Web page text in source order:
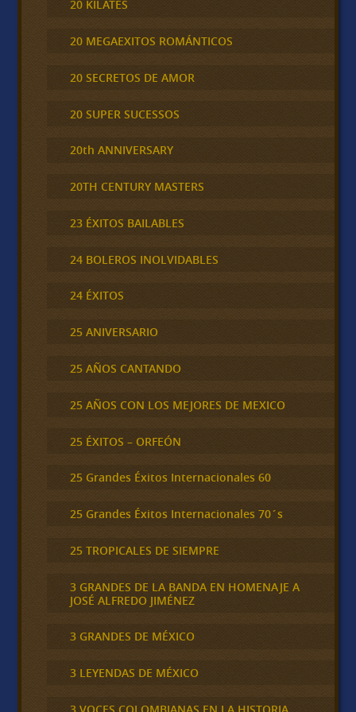
20 KILATES
20 MEGAEXITOS ROMÁNTICOS
20 SECRETOS DE AMOR
20 SUPER SUCESSOS
20th ANNIVERSARY
20TH CENTURY MASTERS
23 ÉXITOS BAILABLES
24 BOLEROS INOLVIDABLES
24 ÉXITOS
25 ANIVERSARIO
25 AÑOS CANTANDO
25 AÑOS CON LOS MEJORES DE MEXICO
25 ÉXITOS – ORFEÓN
25 Grandes Éxitos Internacionales 60
25 Grandes Éxitos Internacionales 70´s
25 TROPICALES DE SIEMPRE
3 GRANDES DE LA BANDA EN HOMENAJE A
JOSÉ ALFREDO JIMÉNEZ
3 GRANDES DE MÉXICO
3 LEYENDAS DE MÉXICO